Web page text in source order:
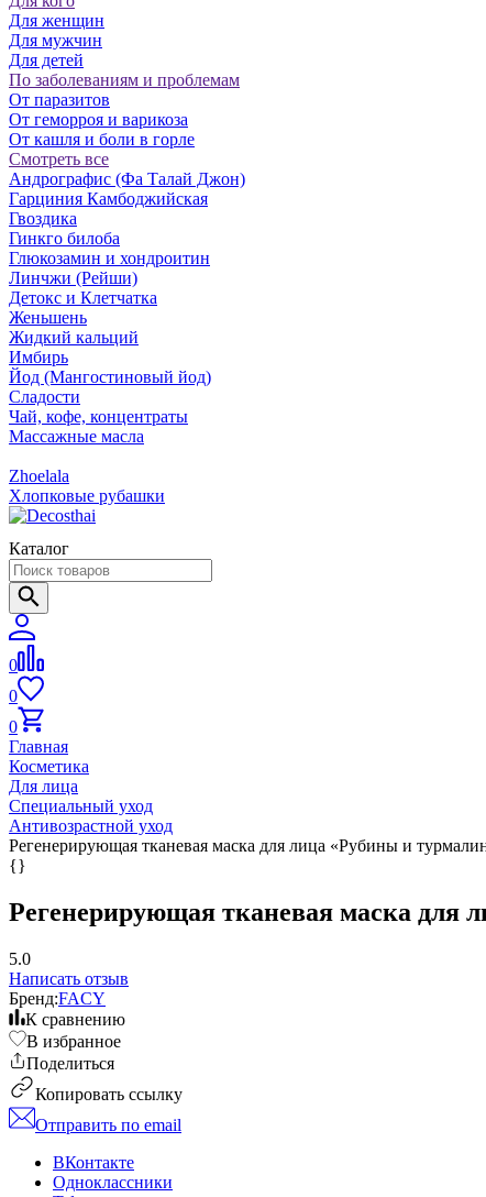
Для женщин
Для мужчин
Для детей
По заболеваниям и проблемам
От паразитов
Oт геморроя и варикоза
От кашля и боли в горле
Смотреть все
Андрографис (Фа Талай Джон)
Гарциния Камбоджийская
Гвоздика
Гинкго билоба
Глюкозамин и хондроитин
Линчжи (Рейши)
Детокс и Клетчатка
Женьшень
Жидкий кальций
Имбирь
Йод (Мангостиновый йод)
Сладости
Чай, кофе, концентраты
Массажные масла
Zhoelala
Хлопковые рубашки
Каталог
0
0
0
Главная
Косметика
Для лица
Специальный уход
Антивозрастной уход
Регенерирующая тканевая маска для лица «Рубины и
{}
Регенерирующая тканевая маска для
5.0
Написать отзыв
Бренд:FACY
К сравнению
В избранное
Поделиться
Копировать ссылку
Отправить по email
ВКонтакте
Одноклассники